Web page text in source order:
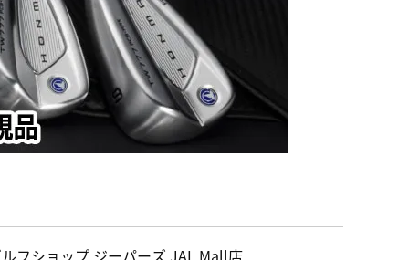
フショップ ジーパーズ JAL Mall店